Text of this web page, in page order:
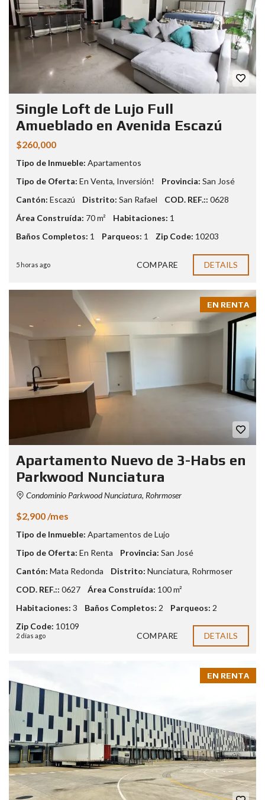
Single Loft de Lujo Full
Amueblado en Avenida Escazú
$260,000
Tipo de Inmueble: Apartamentos
Tipo de Oferta: En Venta, Inversión! Provincia: San José
Cantón: Escazú Distrito: San Rafael COD. REF.:: 0628
Área Construída: 70 m² Habitaciones: 1
Baños Completos: 1 Parqueos: 1 Zip Code: 10203
5 horas ago COMPARE DETAILS
EN RENTA
Apartamento Nuevo de 3-Habs en
Parkwood Nunciatura
Condominio Parkwood Nunciatura, Rohrmoser
$2,900 /mes
Tipo de Inmueble: Apartamentos de Lujo
Tipo de Oferta: En Renta Provincia: San José
Cantón: Mata Redonda Distrito: Nunciatura, Rohrmoser
COD. REF.:: 0627 Área Construída: 100 m²
Habitaciones: 3 Baños Completos: 2 Parqueos: 2
Zip Code: 10109
2 días ago COMPARE DETAILS
EN RENTA